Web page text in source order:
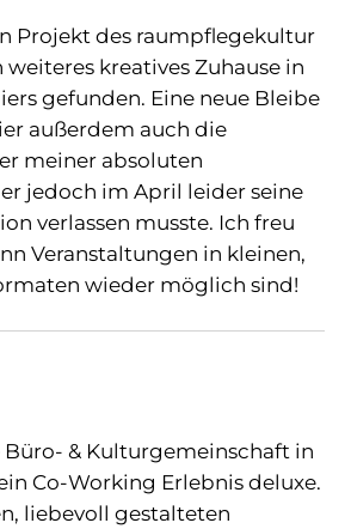
Projekt des raumpflegekultur
weiteres kreatives Zuhause in
gefunden. Eine neue Bleibe
außerdem auch die
meiner absoluten
jedoch im April leider seine
verlassen musste. Ich freu
Veranstaltungen in kleinen,
wieder möglich sind!
Büro- & Kulturgemeinschaft in
Co-Working Erlebnis deluxe.
liebevoll gestalteten